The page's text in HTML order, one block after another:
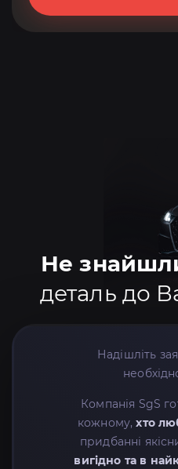
Не
деталь до
Надішліть
Компанія SgS
кожному,хто
придбанні
вигідно та в